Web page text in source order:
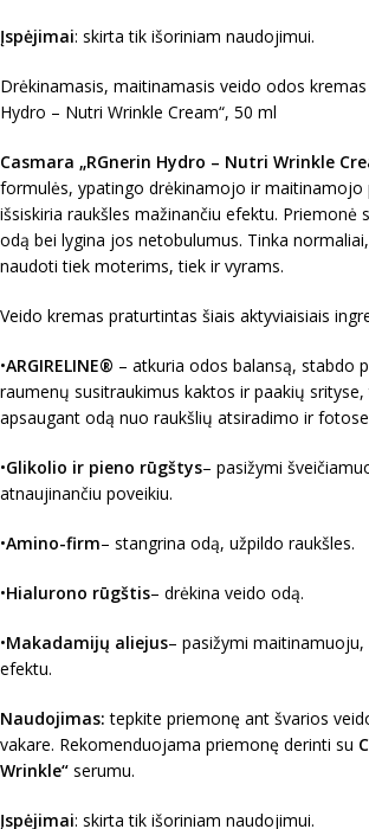
Įspėjimai: skirta tik išoriniam naudojimui.
Drėkinamasis, maitinamasis veido odos kremas
Hydro – Nutri Wrinkle Cream“, 50 ml
Casmara „RGnerin Hydro – Nutri Wrinkle
formulės, ypatingo drėkinamojo ir maitinamojo
išsiskiria raukšles mažinančiu efektu. Priemonė
odą bei lygina jos netobulumus. Tinka
naudoti tiek moterims, tiek ir vyrams.
Veido kremas praturtintas šiais aktyviaisiais
•ARGIRELINE® – atkuria odos balansą, stabdo
raumenų susitraukimus kaktos ir paakių srityse,
apsaugant odą nuo raukšlių atsiradimo ir
•Glikolio ir pieno rūgštys– pasižymi
atnaujinančiu poveikiu.
•Amino-firm– stangrina odą, užpildo raukšles.
•Hialurono rūgštis– drėkina veido odą.
•Makadamijų aliejus– pasižymi
efektu.
Naudojimas:tepkite priemonę ant švarios
vakare. Rekomenduojama priemonę derinti su
Wrinkle“ serumu.
Įspėjimai: skirta tik išoriniam naudojimui.